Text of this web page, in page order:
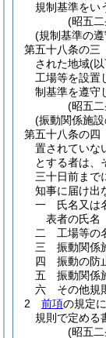
規制基準をい
(昭五
(規制基準の
第五十八条の三
された地域(
工場等を設置
制基準を遵守
(昭五
(振動関係施
第五十八条の四
置されていな
とする者は、
三十日前まで
知事に届け出
一
氏名又は
表者の氏名
二
工場等の
三
振動関係
四
振動の防
五
振動関係
六
その他規
2
前項の規定
規則で定める
(昭五